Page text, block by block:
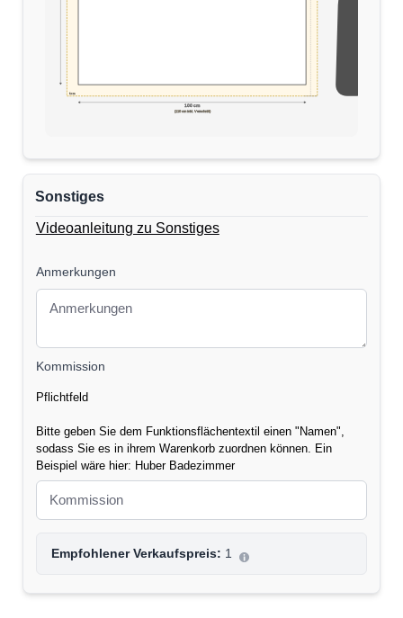
100 cm
(110 cm inkl. Verschnitt)
5cm
Sonstiges
Videoanleitung zu Sonstiges
Anmerkungen
Kommission
Pflichtfeld
Bitte geben Sie dem Funktionsflächentextil einen "Namen",
sodass Sie es in ihrem Warenkorb zuordnen können. Ein
Beispiel wäre hier: Huber Badezimmer
Empfohlener Verkaufspreis: 1